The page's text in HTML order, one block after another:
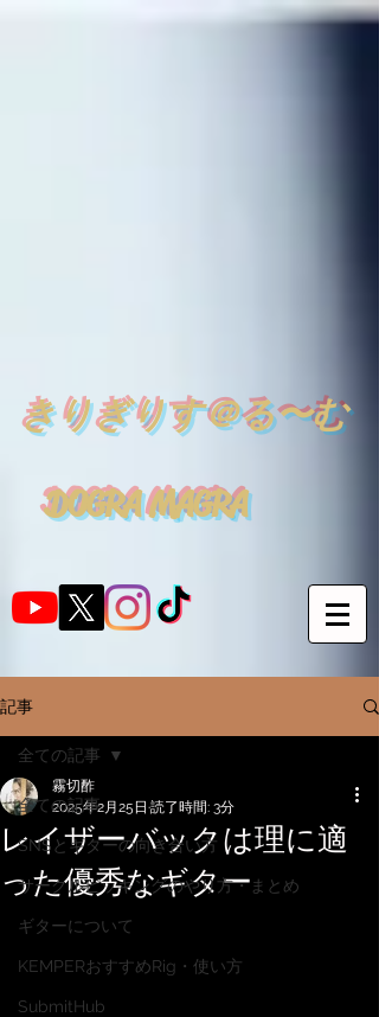
きりぎりす＠る〜む
DOGRA MAGRA
記事
全ての記事
SNSとギターの向き合い方
サークルピッキングのやり方・まとめ
ギターについて
KEMPERおすすめRig・使い方
SubmitHub
全ての記事
レイザーバックは理に適
った優秀なギター
霧切酢
2025年2月25日 読了時間: 3分